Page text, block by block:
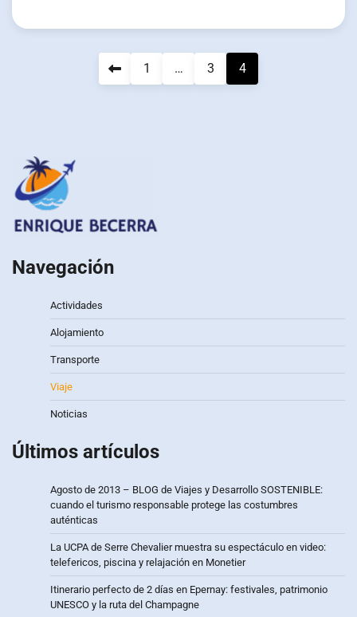
1 … 3 4
Navegación
Actividades
Alojamiento
Transporte
Viaje
Noticias
Últimos artículos
Agosto de 2013 – BLOG de Viajes y Desarrollo SOSTENIBLE:
cuando el turismo responsable protege las costumbres
auténticas
La UCPA de Serre Chevalier muestra su espectáculo en video:
telefericos, piscina y relajación en Monetier
Itinerario perfecto de 2 días en Epernay: festivales, patrimonio
UNESCO y la ruta del Champagne